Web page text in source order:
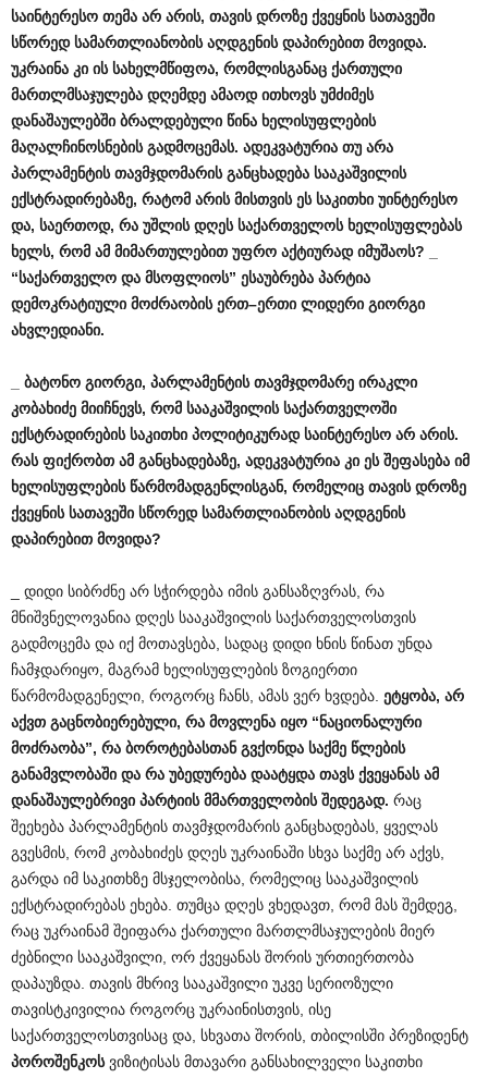
საინტერესო თემა არ არის, თავის დროზე ქვეყნის სათავეში
სწორედ სამართლიანობის აღდგენის დაპირებით მოვიდა.
უკრაინა კი ის სახელმწიფოა, რომლისგანაც ქართული
მართლმსაჯულება დღემდე ამაოდ ითხოვს უმძიმეს
დანაშაულებში ბრალდებული წინა ხელისუფლების
მაღალჩინოსნების გადმოცემას. ადეკვატურია თუ არა
პარლამენტის თავმჯდომარის განცხადება სააკაშვილის
ექსტრადირებაზე, რატომ არის მისთვის ეს საკითხი უინტერესო
და, საერთოდ, რა უშლის დღეს საქართველოს ხელისუფლებას
ხელს, რომ ამ მიმართულებით უფრო აქტიურად იმუშაოს? _
“საქართველო და მსოფლიოს” ესაუბრება პარტია
დემოკრატიული მოძრაობის ერთ–ერთი ლიდერი გიორგი
ახვლედიანი.
ბატონო გიორგი, პარლამენტის თავმჯდომარე ირაკლი
კობახიძე მიიჩნევს, რომ სააკაშვილის საქართველოში
ექსტრადირების საკითხი პოლიტიკურად საინტერესო არ არის.
რას ფიქრობთ ამ განცხადებაზე, ადეკვატურია კი ეს შეფასება იმ
ხელისუფლების წარმომადგენლისგან, რომელიც თავის დროზე
ქვეყნის სათავეში სწორედ სამართლიანობის აღდგენის
დაპირებით მოვიდა?
_ დიდი სიბრძნე არ სჭირდება იმის განსაზღვრას, რა
მნიშვნელოვანია დღეს სააკაშვილის საქართველოსთვის
გადმოცემა და იქ მოთავსება, სადაც დიდი ხნის წინათ უნდა
ჩამჯდარიყო, მაგრამ ხელისუფლების ზოგიერთი
წარმომადგენელი, როგორც ჩანს, ამას ვერ ხვდება. ეტყობა, არ
აქვთ გაცნობიერებული, რა მოვლენა იყო “ნაციონალური
მოძრაობა”, რა ბოროტებასთან გვქონდა საქმე წლების
განამვლობაში და რა უბედურება დაატყდა თავს ქვეყანას ამ
დანაშაულებრივი პარტიის მმართველობის შედეგად. რაც
შეეხება პარლამენტის თავმჯდომარის განცხადებას, ყველას
გვესმის, რომ კობახიძეს დღეს უკრაინაში სხვა საქმე არ აქვს,
გარდა იმ საკითხზე მსჯელობისა, რომელიც სააკაშვილის
ექსტრადირებას ეხება. თუმცა დღეს ვხედავთ, რომ მას შემდეგ,
რაც უკრაინამ შეიფარა ქართული მართლმსაჯულების მიერ
ძებნილი სააკაშვილი, ორ ქვეყანას შორის ურთიერთობა
დაპაუზდა. თავის მხრივ სააკაშვილი უკვე სერიოზული
თავისტკივილია როგორც უკრაინისთვის, ისე
საქართველოსთვისაც და, სხვათა შორის, თბილისში პრეზიდენტ
პოროშენკოსვიზიტისას მთავარი განსახილველი საკითხი